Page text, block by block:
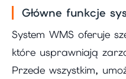
Główne funkcje
System WMS oferuje
które usprawniają
Przede wszystkim,